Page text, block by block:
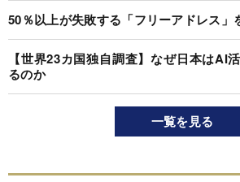
50％以上が失敗する「フリーアドレス」
【世界23カ国独自調査】なぜ日本はAI
るのか
一覧を見る